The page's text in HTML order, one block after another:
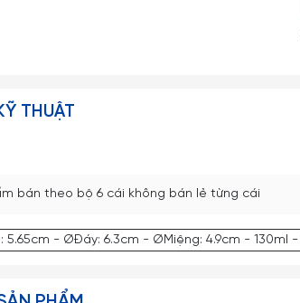
THUẬT
bán theo bộ 6 cái không bán lẻ từng cái
5.65cm - ØĐáy: 6.3cm - ØMiệng: 4.9cm - 130ml